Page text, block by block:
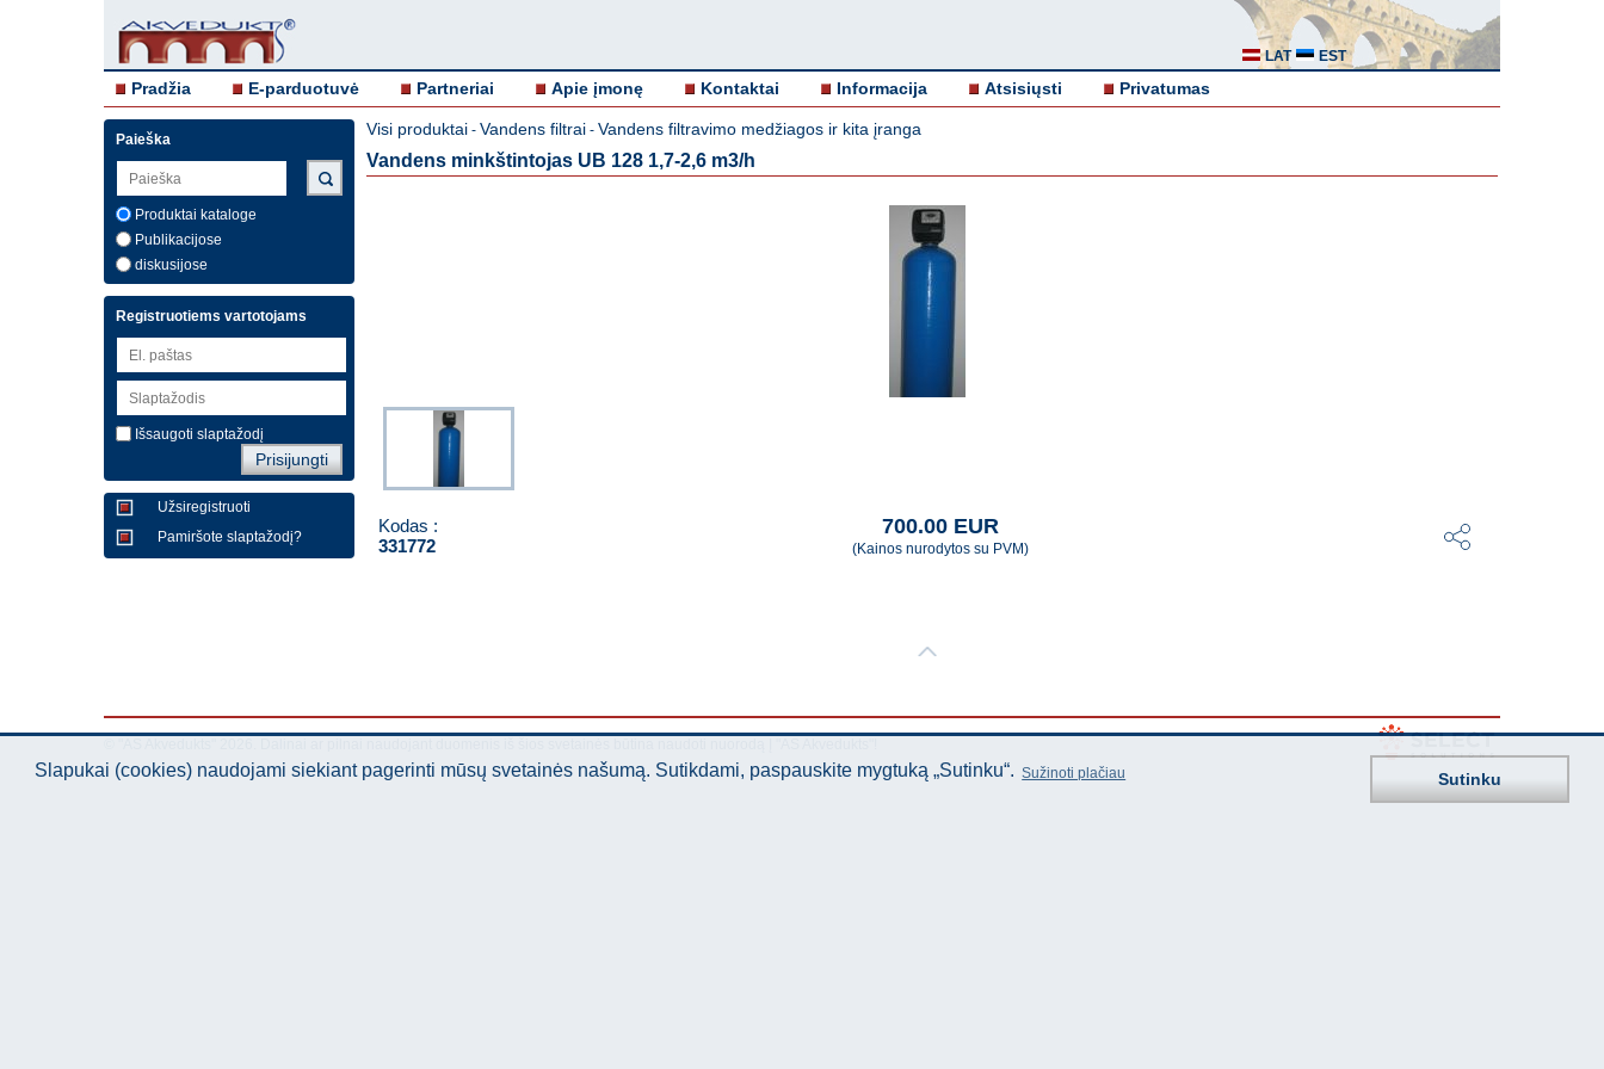
LAT EST
Pradžia E-parduotuvė Partneriai Apie įmonę Kontaktai Informacija Atsisiųsti Privatumas
Paieška
Produktai kataloge
Publikacijose
diskusijose
Registruotiems vartotojams
Išsaugoti slaptažodį
Užsiregistruoti
Pamiršote slaptažodį?
Visi produktai - Vandens filtrai - Vandens filtravimo medžiagos ir kita įranga
Vandens minkštintojas UB 128 1,7-2,6 m3/h
Kodas :
331772
700.00 EUR
(Kainos nurodytos su PVM)
Slapukai (cookies) naudojami siekiant pagerinti mūsų svetainės našumą. Sutikdami, paspauskite mygtuką „Sutinku“. Sužinoti plačiau Sutinku